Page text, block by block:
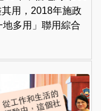
用，2018年施政
多用」聯用綜合